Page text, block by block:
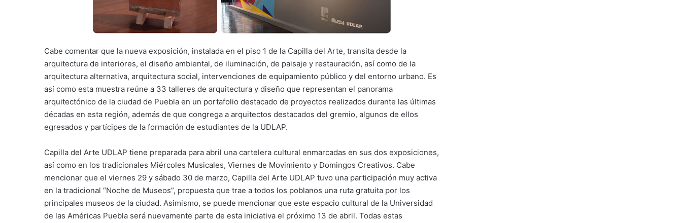
Cabe comentar que la nueva exposición, instalada en el piso 1 de la Capilla del Arte, transita desde la
arquitectura de interiores, el diseño ambiental, de iluminación, de paisaje y restauración, así como de la
arquitectura alternativa, arquitectura social, intervenciones de equipamiento público y del entorno urbano. Es
así como esta muestra reúne a 33 talleres de arquitectura y diseño que representan el panorama
arquitectónico de la ciudad de Puebla en un portafolio destacado de proyectos realizados durante las últimas
décadas en esta región, además de que congrega a arquitectos destacados del gremio, algunos de ellos
egresados y partícipes de la formación de estudiantes de la UDLAP.
Capilla del Arte UDLAP tiene preparada para abril una cartelera cultural enmarcadas en sus dos exposiciones,
así como en los tradicionales Miércoles Musicales, Viernes de Movimiento y Domingos Creativos. Cabe
mencionar que el viernes 29 y sábado 30 de marzo, Capilla del Arte UDLAP tuvo una participación muy activa
en la tradicional “Noche de Museos”, propuesta que trae a todos los poblanos una ruta gratuita por los
principales museos de la ciudad. Asimismo, se puede mencionar que este espacio cultural de la Universidad
de las Américas Puebla será nuevamente parte de esta iniciativa el próximo 13 de abril. Todas estas